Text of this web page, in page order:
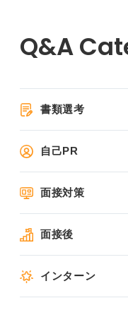
書類選考
自己PR
面接対策
面接後
インターン